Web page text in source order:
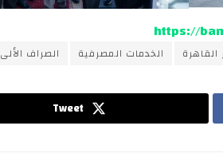
https://
القاهرة الخدمات المصرفية الصراف الألى
Tweet